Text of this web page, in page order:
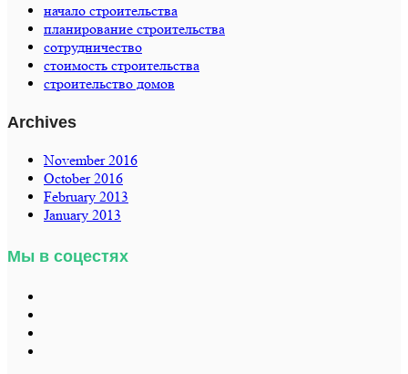
начало строительства
планирование строительства
сотрудничество
стоимость строительства
строительство домов
Archives
November 2016
October 2016
February 2013
January 2013
Мы в соцестях